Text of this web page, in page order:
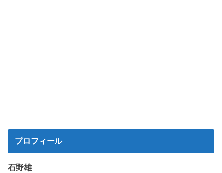
プロフィール
石野雄